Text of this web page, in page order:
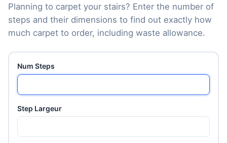
Planning to carpet your stairs? Enter the number of
steps and their dimensions to find out exactly how
much carpet to order, including waste allowance.
Num Steps
Step Largeur